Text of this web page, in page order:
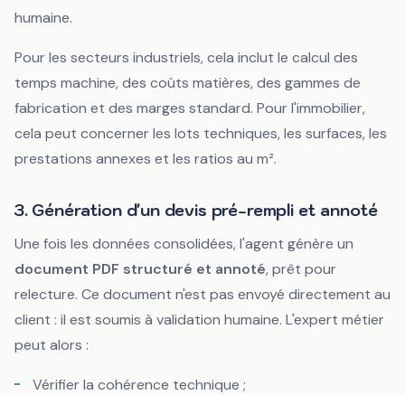
humaine.
Pour les secteurs industriels, cela inclut le calcul des
temps machine, des coûts matières, des gammes de
fabrication et des marges standard. Pour l'immobilier,
cela peut concerner les lots techniques, les surfaces, les
prestations annexes et les ratios au m².
3. Génération d'un devis pré-rempli et annoté
Une fois les données consolidées, l'agent génère un
document PDF structuré et annoté, prêt pour
relecture. Ce document n'est pas envoyé directement au
client : il est soumis à validation humaine. L'expert métier
peut alors :
Vérifier la cohérence technique ;